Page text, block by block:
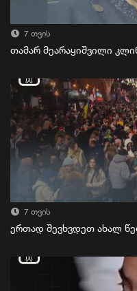
7 თვის
თამარ მეარაყიშვილი
7 თვის
ერთად შევხვდეთ ახალ